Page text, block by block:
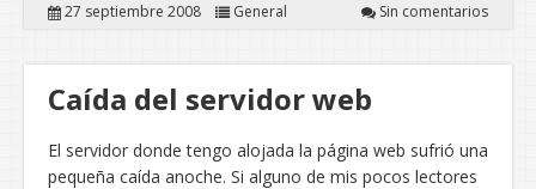
27 septiembre 2008 General Sin comentarios
Caída del servidor web
El servidor donde tengo alojada la página web sufrió una
pequeña caída anoche. Si alguno de mis pocos lectores